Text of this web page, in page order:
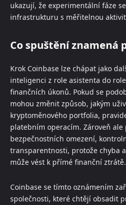
ukazují, že experimentální fáze
infrastrukturu s měřitelnou
Co spuštění znamená
Krok Coinbase lze chápat jako
inteligenci z role asistenta do
finančních úkonů. Pokud se
mohou změnit způsob, jakým
kryptoměnového portfolia,
platebním operacím. Zároveň ale
bezpečnostních omezení,
transparentnosti, protože chyba
může vést k přímé finanční ztrátě.
Coinbase se tímto oznámením
společnosti, které chtějí obsadit